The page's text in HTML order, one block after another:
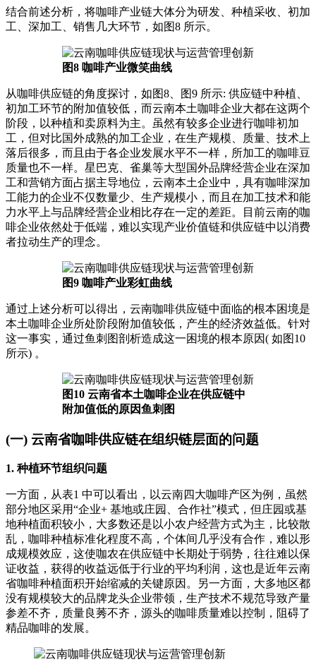
结合前述分析，将咖啡产业链大体分为研发、种植采收、初加
工、深加工、销售几大环节，如图8 所示。
图8 咖啡产业微笑曲线
从咖啡供应链的角度探讨，如图8、图9 所示: 供应链中种植、
初加工环节的附加值较低，而云南本土咖啡企业大都在这两个
阶段，以种植和卖原料为主。虽然有较多企业进行咖啡初加
工，但对比国外成熟的加工企业，在生产规模、质量、技术上
落后很多，而且由于各企业发展水平不一样，所加工的咖啡豆
质量也不一样。星巴克、雀巢等大型国外品牌经营企业在深加
工和营销方面占据主导地位，云南本土企业中，具有咖啡深加
工能力的企业不仅数量少、生产规模小，而且在加工技术和能
力水平上与品牌经营企业相比存在一定的差距。目前云南的咖
啡企业依然处于低端，难以实现产业价值链和供应链中以消费
者拉动生产的理念。
图9 咖啡产业彩虹曲线
通过上述分析可以得出，云南咖啡供应链中面临的根本困境是
本土咖啡企业所处阶段附加值较低，产生的经济效益低。针对
这一事实，通过鱼刺图剖析造成这一困境的根本原因( 如图10
所示) 。
图10 云南省本土咖啡企业在供应链中
附加值低的原因鱼刺图
(一) 云南省咖啡供应链在组织链层面的问题
1. 种植环节组织问题
一方面，从表1 中可以看出，以云南四大咖啡产区为例，虽然
部分地区采用“企业+ 基地或庄园、合作社”模式，但庄园或基
地种植面积较小，大多数还是以小农户经营方式为主，比较散
乱，咖啡种植标准化程度不高，个体间几乎没有合作，难以形
成规模效应，这使咖农在供应链中长期处于弱势，往往难以保
证收益，获得的收益远低于行业的平均利润，这也是近年云南
省咖啡种植面积开始缩减的关键原因。另一方面，大多地区都
没有规模较大的品牌龙头企业带领，生产技术不规范导致产量
参差不齐，质量良莠不齐，源头的咖啡质量难以控制，阻碍了
精品咖啡的发展。